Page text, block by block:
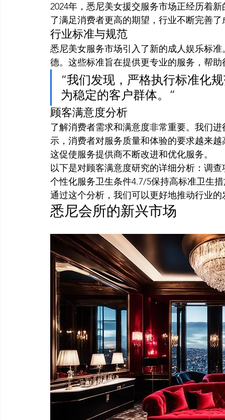
2024年，悉尼美女援交服务市场正经历着
了满足消费者更高的期望，行业不断完善
行业标准与规范
悉尼美女服务市场引入了新的成人娱乐标
德。这些标准旨在提供更专业的服务，帮
“我们发现，严格执行标准化
为稳定的客户群体。”
顾客满意度分析
了解消费者需求和满意度非常重要。我们
示，消费者对服务质量和体验的要求越来越
这促使服务提供商不断改进和优化服务。
以下是对顾客满意度研究的详细分析：调
个性化服务卫生条件4.7/5保持高标准卫生
通过这个分析，我们可以更好地推动行业
悉尼会所的新兴市场